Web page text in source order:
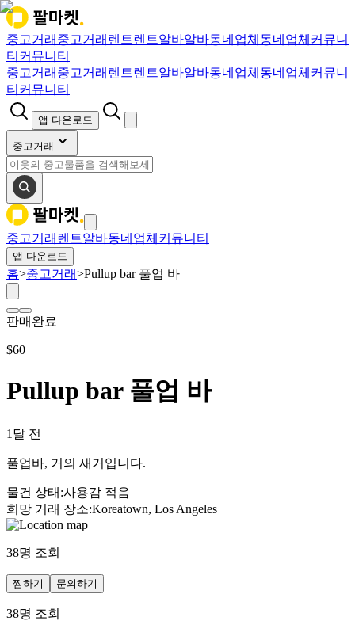
중고거래 중고거래 렌트렌트알바알바동네업체 동네업체 커뮤니
티 커뮤니티
중고거래 중고거래 렌트렌트알바알바동네업체 동네업체 커뮤니
티 커뮤니티
앱 다운로드
중고거래
중고거래 렌트알바동네업체 커뮤니티
앱 다운로드
홈>중고거래>Pullup bar 풀업 바
판매완료
$60
Pullup bar 풀업 바
1달 전
풀업바, 거의 새거입니다.
물건 상태 :사용감 적음
희망 거래 장소:Koreatown, Los Angeles
38명 조회
찜하기 문의하기
38명 조회